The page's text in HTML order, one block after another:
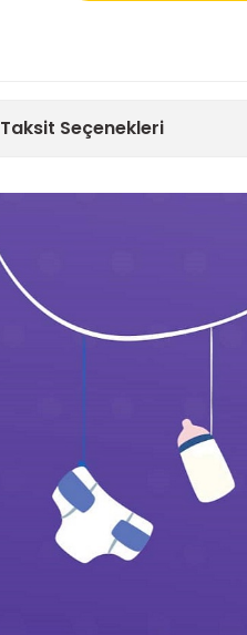
Taksit Seçenekleri